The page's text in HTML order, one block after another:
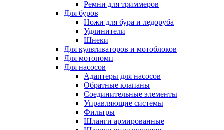
Ремни для триммеров
Для буров
Ножи для бура и ледоруба
Удлинители
Шнеки
Для культиваторов и мотоблоков
Для мотопомп
Для насосов
Адаптеры для насосов
Обратные клапаны
Соединительные элементы
Управляющие системы
Фильтры
Шланги армированные